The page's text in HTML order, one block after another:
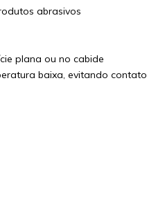
abrasivos
plana ou no cabide
baixa, evitando contato